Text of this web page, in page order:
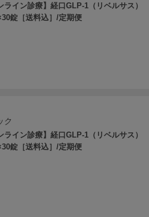
ライン診療】経口GLP-1（リベルサス）
錠［送料込］/定期便
ク
ライン診療】経口GLP-1（リベルサス）
錠［送料込］/定期便